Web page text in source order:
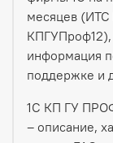
месяцев
КПГУПроф12),
информация
поддержке и
1С КП ГУ
– описание,